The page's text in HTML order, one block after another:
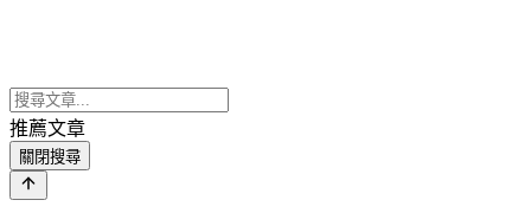
推薦文章
關閉搜尋